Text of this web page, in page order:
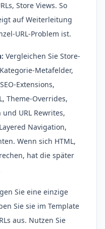
Store Views. So
auf Weiterleitung
URL-Problem ist.
Vergleichen Sie Store-
Metafelder,
Extensions,
Theme-Overrides,
URL Rewrites,
Navigation,
Wenn sich HTML,
hat die später
Sie eine einzige
Sie sie im Template
aus. Nutzen Sie